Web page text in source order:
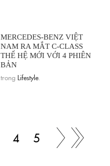
MERCEDES-BENZ VIỆT
NAM RA MẮT C-CLASS
THẾ HỆ MỚI VỚI 4 PHIÊN
BẢN
trong Lifestyle
4 5